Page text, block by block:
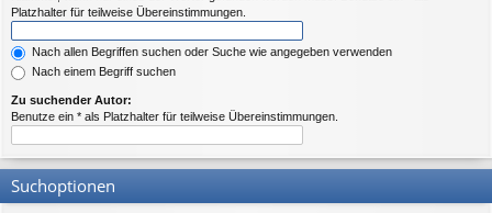
Platzhalter für teilweise Übereinstimmungen.
Nach allen Begriffen suchen oder Suche wie angegeben verwenden
Nach einem Begriff suchen
Zu suchender Autor:
Benutze ein * als Platzhalter für teilweise Übereinstimmungen.
Suchoptionen